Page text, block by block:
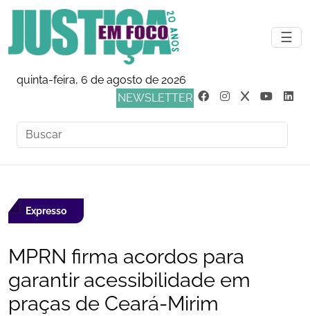
☰
quinta-feira, 6 de agosto de 2026
NEWSLETTER
Expresso
MPRN firma acordos para
garantir acessibilidade em
praças de Ceará-Mirim